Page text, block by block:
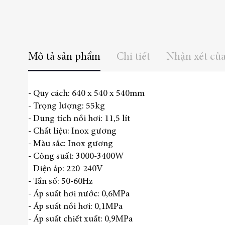
Mô tả sản phẩm
- Quy cách: 640 x 540 x 540mm
- Trọng lượng: 55kg
- Dung tích nồi hơi: 11,5 lít
- Chất liệu: Inox gương
- Màu sắc: Inox gương
- Công suất: 3000-3400W
- Điện áp: 220-240V
- Tần số: 50-60Hz
- Áp suất hơi nước: 0,6MPa
- Áp suất nồi hơi: 0,1MPa
- Áp suất chiết xuất: 0,9MPa
Chi tiết Nhận xét